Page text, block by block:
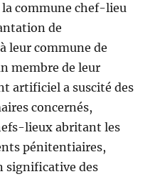
commune chef-lieu
de
leur commune de
membre de leur
artificiel a suscité des
concernés,
lieux abritant les
pénitentiaires,
significative des